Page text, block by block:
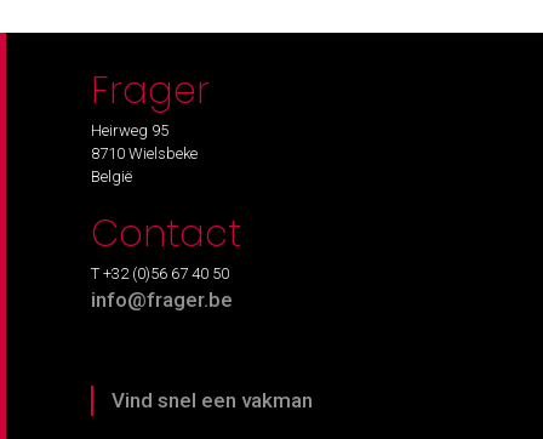
Frager
Heirweg 95
8710 Wielsbeke
België
Contact
T +32 (0)56 67 40 50
info@frager.be
Vind snel een vakman